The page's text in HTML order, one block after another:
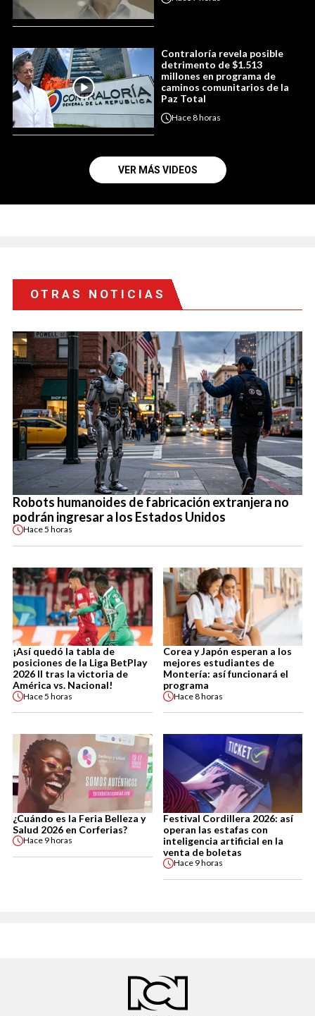
Contraloría revela posible
detrimento de $1.513
millones en programa de
caminos comunitarios de la
Paz Total
Hace8 horas
VER MÁS VIDEOS
OTRAS NOTICIAS
Robots humanoides de fabricación extranjera no
podrán ingresar a los Estados Unidos
Hace5 horas
¡Así quedó la tabla de
posiciones de la Liga BetPlay
2026 II tras la victoria de
América vs. Nacional!
Hace5 horas
Corea y Japón esperan a los
mejores estudiantes de
Montería: así funcionará el
programa
Hace8 horas
¿Cuándo es la Feria Belleza y
Salud 2026 en Corferias?
Hace 9 horas
Festival Cordillera 2026: así
operan las estafas con
inteligencia artificial en la
venta de boletas
Hace 9 horas